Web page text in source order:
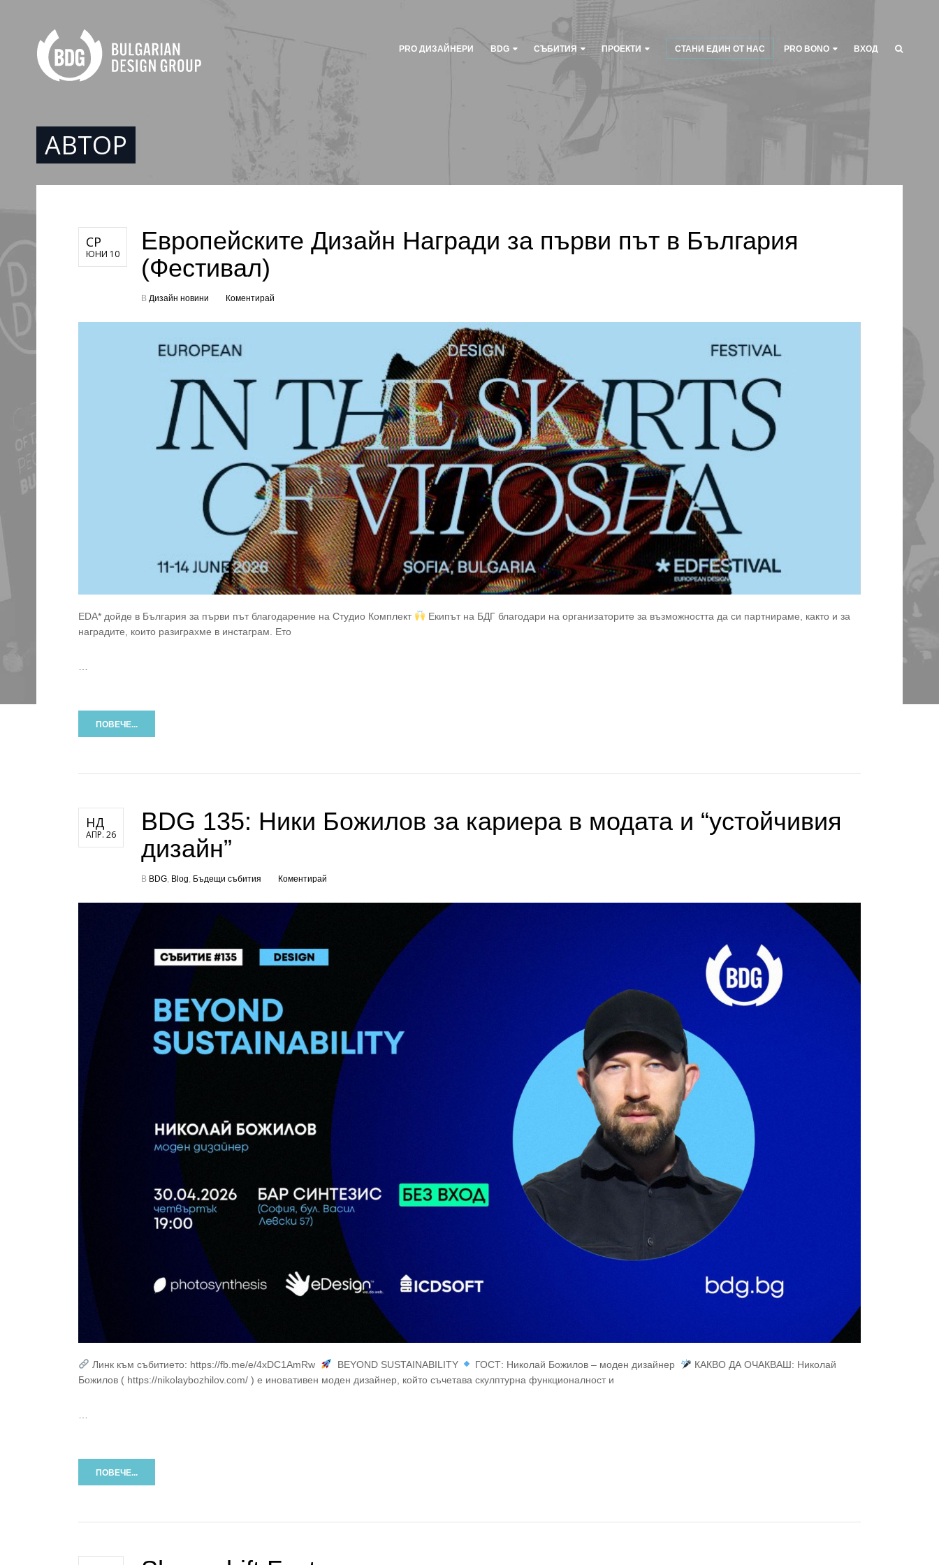
PRO ДИЗАЙНЕРИ BDG СЪБИТИЯ ПРОЕКТИ СТАНИ ЕДИН ОТ НАС PRO BONO ВХОД
АВТОР
СР
ЮНИ 10
Европейските Дизайн Награди за първи път в България
(Фестивал)
В Дизайн новини Коментирай
EDA* дойде в България за първи път благодарение на Студио Комплект
Екипът на БДГ благодари на организаторите за възможността да си партнираме, както и за
наградите, които разиграхме в инстаграм. Ето
ПОВЕЧЕ...
НД
АПР. 26
BDG 135: Ники Божилов за кариера в модата и “устойчивия
дизайн”
В BDG Blog Бъдещи събития Коментирай
Линк към събитието: https://fb.me/e/4xDC1AmRw BEYOND SUSTAINABILITY ГОСТ: Николай Божилов – моден дизайнер
КАКВО ДА ОЧАКВАШ: Николай
Божилов ( https://nikolaybozhilov.com/ ) е иновативен моден дизайнер, който съчетава скулптурна функционалност и
ПОВЕЧЕ...